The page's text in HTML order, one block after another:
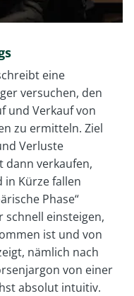
eine
versuchen, den
und Verkauf von
zu ermitteln. Ziel
Verluste
dann verkaufen,
in Kürze fallen
Phase“
schnell einsteigen,
ist und von
nämlich nach
von einer
absolut intuitiv.